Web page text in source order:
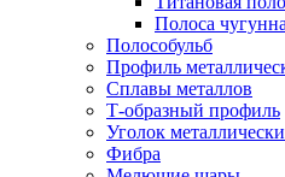
Полоса
Полособульб
Профиль
Сплавы металлов
Т-образный профиль
Уголок
Фибра